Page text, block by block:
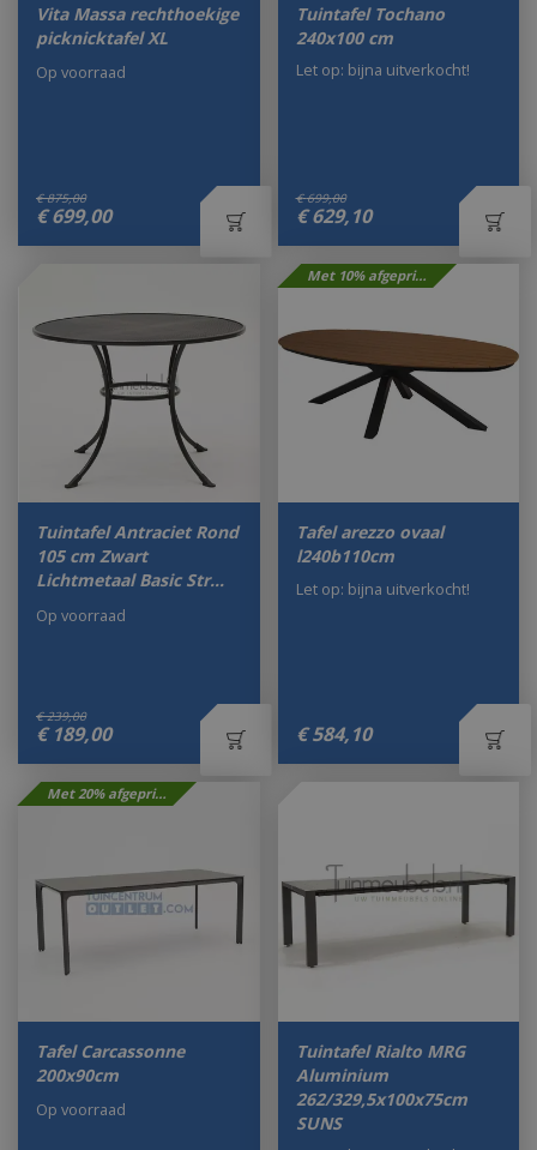
Vita Massa rechthoekige
picknicktafel XL
€ 875,00
€ 699,00
Op voorraad
Tuintafel Tochano
240x100 cm
€ 699,00
€ 629,10
Let op: bijna uitverkocht!
Tuintafel Antraciet Rond
105 cm Zwart
Lichtmetaal Basic Str…
€ 239,00
€ 189,00
Op voorraad
Met 10% afgeprijsd
Tafel arezzo ovaal
l240b110cm
€ 584,10
Let op: bijna uitverkocht!
Met 20% afgeprijsd
Tafel Carcassonne
200x90cm
Op voorraad
Tuintafel Rialto MRG
Aluminium
262/329,5x100x75cm
SUNS